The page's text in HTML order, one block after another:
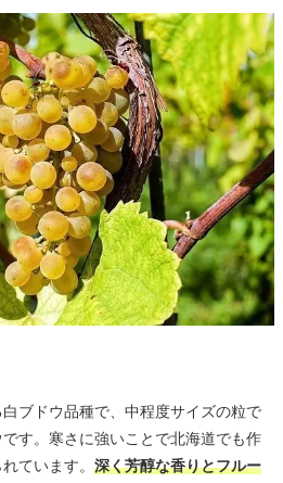
ブドウ品種で、中程度サイズの粒で
す。寒さに強いことで北海道でも作
ています。 深く芳醇な香りとフルー